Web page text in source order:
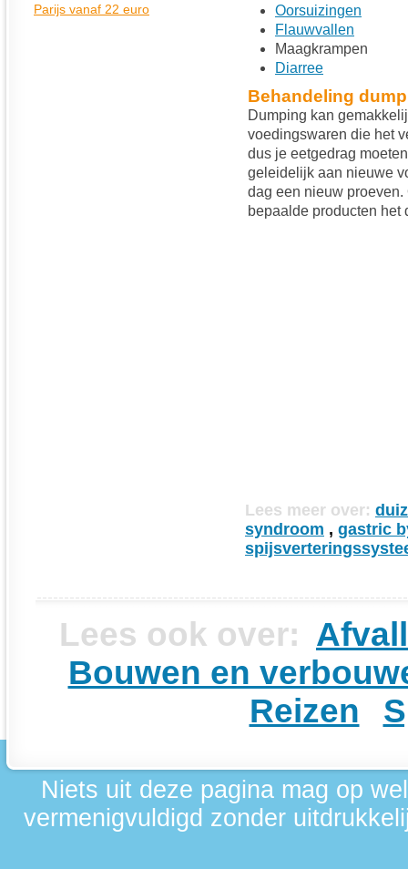
Oorsuizingen
Flauwvallen
Maagkrampen
Diarree
Behandeling
Dumping kan
voedingswaren die het
dus je eetgedrag
geleidelijk aan nieuwe
dag een nieuw
bepaalde producten het
Lees meer over:
syndroom , gastric
Lees ook over:
Bouwen en
Reizen
Niets uit deze pagina mag op
vermenigvuldigd zonder